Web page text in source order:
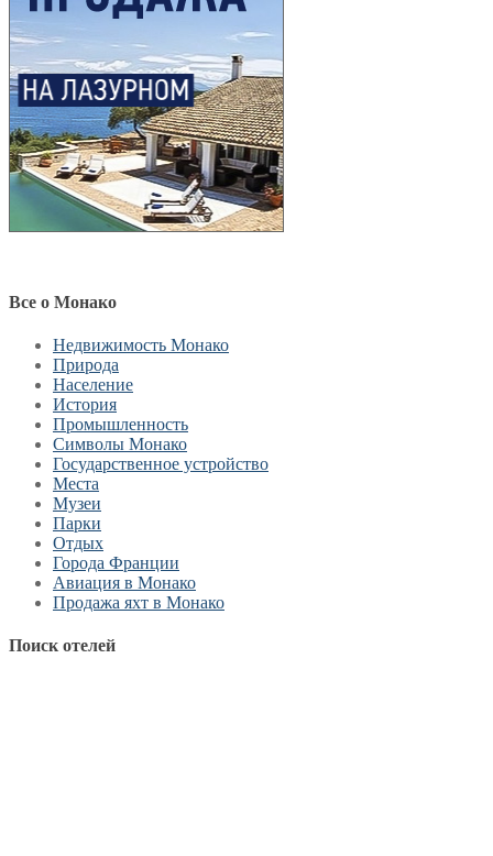
Все о Монако
Недвижимость Монако
Природа
Население
История
Промышленность
Символы Монако
Государственное устройство
Места
Музеи
Парки
Отдых
Города Франции
Авиация в Монако
Продажа яхт в Монако
Поиск отелей